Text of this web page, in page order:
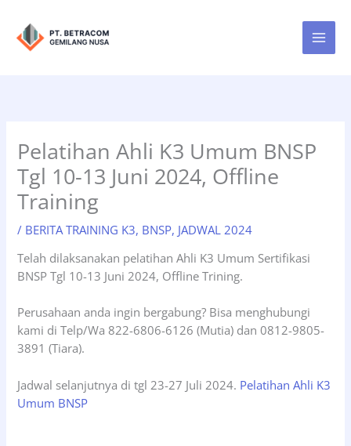
konten
Pelatihan Ahli K3 Umum BNSP
Tgl 10-13 Juni 2024, Offline
Training
/ BERITA TRAINING K3, BNSP, JADWAL 2024
Telah dilaksanakan pelatihan Ahli K3 Umum Sertifikasi
BNSP Tgl 10-13 Juni 2024, Offline Trining.
Perusahaan anda ingin bergabung? Bisa menghubungi
kami di Telp/Wa 822-6806-6126 (Mutia) dan 0812-9805-
3891 (Tiara).
Jadwal selanjutnya di tgl 23-27 Juli 2024. Pelatihan Ahli K3
Umum BNSP